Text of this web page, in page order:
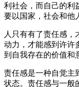
利社会，而自己的利
要以国家，社会和他
人只有有了责任感，
动力，才能感到许许
到自我存在的价值和
责任感是一种自觉主
状态。责任感与一般